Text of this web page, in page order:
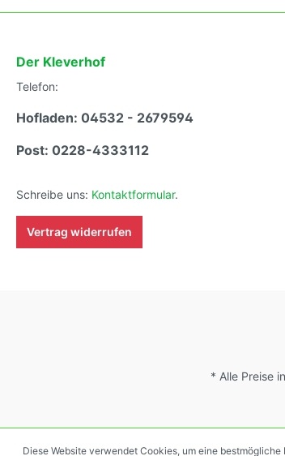
Der Kleverhof
Telefon:
Hofladen: 04532 - 2679594
Post: 0228-4333112
Schreibe uns: Kontaktformular.
Vertrag widerrufen
* Alle Preise
Diese Website verwendet Cookies, um eine